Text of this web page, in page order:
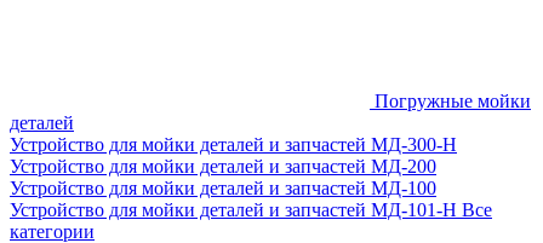
Погружные мойки
деталей
Устройство для мойки деталей и запчастей МД-300-H
Устройство для мойки деталей и запчастей МД-200
Устройство для мойки деталей и запчастей МД-100
Устройство для мойки деталей и запчастей МД-101-Н Все
категории